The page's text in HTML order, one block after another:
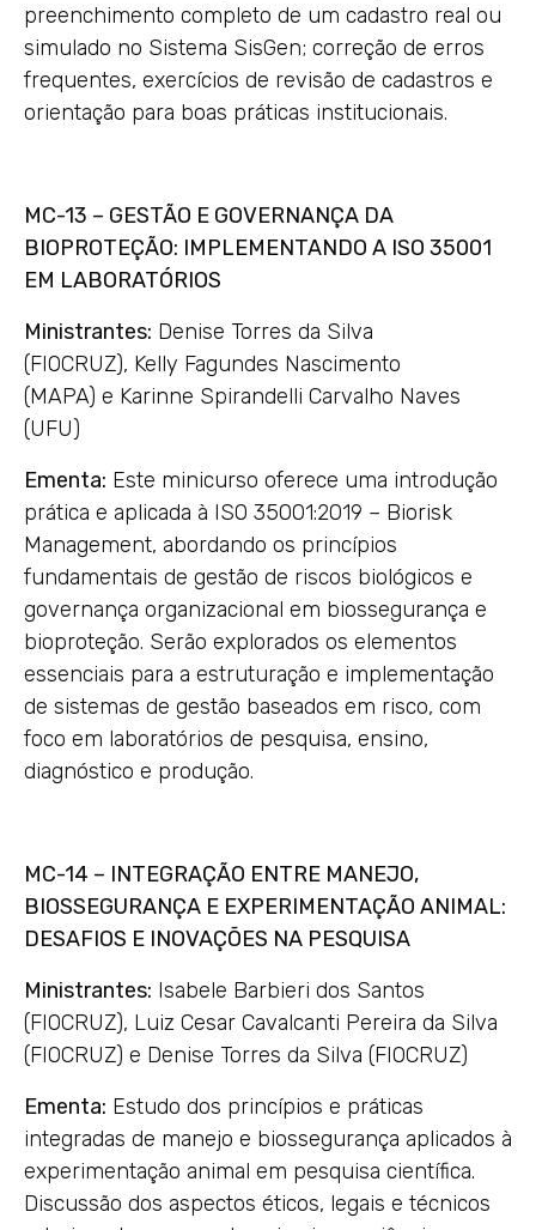
preenchimento completo de um cadastro real ou
simulado no Sistema SisGen; correção de erros
frequentes, exercícios de revisão de cadastros e
orientação para boas práticas institucionais.
MC-13 – GESTÃO E GOVERNANÇA DA
BIOPROTEÇÃO: IMPLEMENTANDO A ISO 35001
EM LABORATÓRIOS
Ministrantes: Denise Torres da Silva
(FIOCRUZ), Kelly Fagundes Nascimento
(MAPA) e Karinne Spirandelli Carvalho Naves
(UFU)
Ementa: Este minicurso oferece uma introdução
prática e aplicada à ISO 35001:2019 – Biorisk
Management, abordando os princípios
fundamentais de gestão de riscos biológicos e
governança organizacional em biossegurança e
bioproteção. Serão explorados os elementos
essenciais para a estruturação e implementação
de sistemas de gestão baseados em risco, com
foco em laboratórios de pesquisa, ensino,
diagnóstico e produção.
MC-14 – INTEGRAÇÃO ENTRE MANEJO,
BIOSSEGURANÇA E EXPERIMENTAÇÃO ANIMAL:
DESAFIOS E INOVAÇÕES NA PESQUISA
Ministrantes: Isabele Barbieri dos Santos
(FIOCRUZ), Luiz Cesar Cavalcanti Pereira da Silva
(FIOCRUZ) e Denise Torres da Silva (FIOCRUZ)
Ementa: Estudo dos princípios e práticas
integradas de manejo e biossegurança aplicados à
experimentação animal em pesquisa científica.
Discussão dos aspectos éticos, legais e técnicos